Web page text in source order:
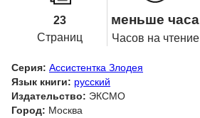
23
Страниц
меньше часа
Часов на чтение
Серия: Ассистентка Злодея
Язык книги: русский
Издательство: ЭКСМО
Город: Москва